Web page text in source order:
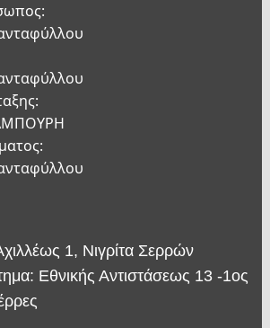
1, Νιγρίτα Σερρών
Εθνικής Αντιστάσεως 13 -1ος